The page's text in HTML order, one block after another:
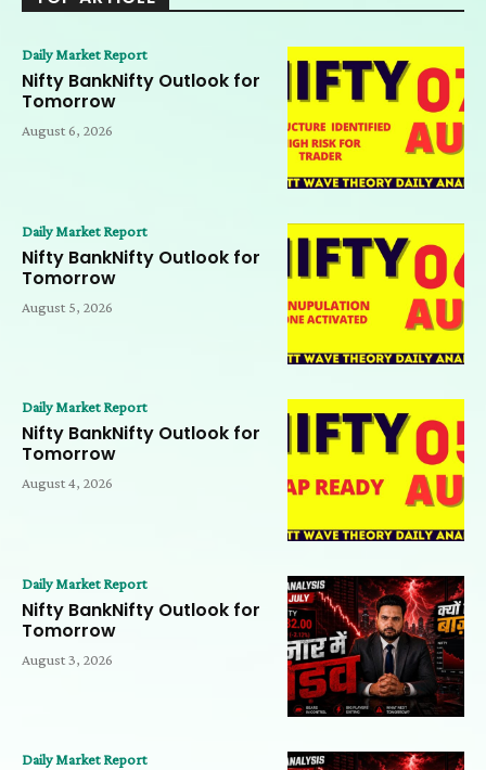
Daily Market Report
Nifty BankNifty Outlook for
Tomorrow
August 6, 2026
Daily Market Report
Nifty BankNifty Outlook for
Tomorrow
August 5, 2026
Daily Market Report
Nifty BankNifty Outlook for
Tomorrow
August 4, 2026
Daily Market Report
Nifty BankNifty Outlook for
Tomorrow
August 3, 2026
Daily Market Report